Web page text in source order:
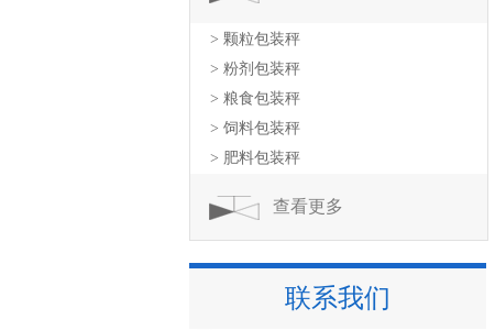
> 颗粒包装秤
> 粉剂包装秤
> 粮食包装秤
> 饲料包装秤
> 肥料包装秤
查看更多
联系我们